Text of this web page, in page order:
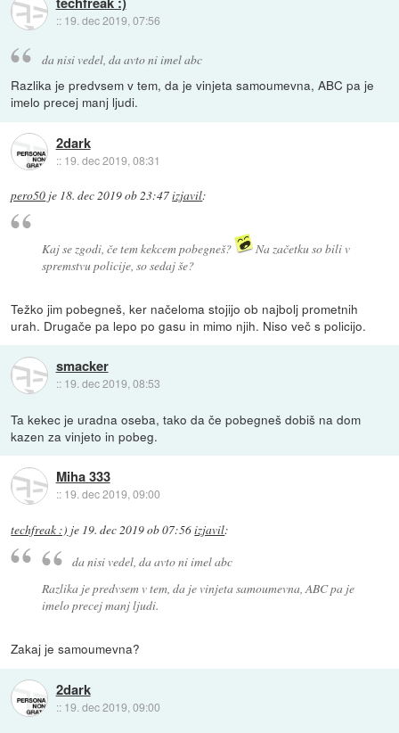
:: 19. dec 2019, 07:56
da nisi vedel, da avto ni imel abc
Razlika je predvsem v tem, da je vinjeta samoumevna, ABC pa je
imelo precej manj ljudi.
2dark
:: 19. dec 2019, 08:31
pero50 je 18. dec 2019 ob 23:47izjavil:
Kaj se zgodi, če tem kekcem pobegneš?
Na začetku so bili v
spremstvu policije, so sedaj še?
Težko jim pobegneš, ker načeloma stojijo ob najbolj prometnih
urah. Drugače pa lepo po gasu in mimo njih. Niso več s policijo.
smacker
:: 19. dec 2019, 08:53
Ta kekec je uradna oseba, tako da če pobegneš dobiš na dom
kazen za vinjeto in pobeg.
Miha 333
:: 19. dec 2019, 09:00
techfreak :) je 19. dec 2019 ob 07:56izjavil:
da nisi vedel, da avto ni imel abc
Razlika je predvsem v tem, da je vinjeta samoumevna, ABC pa je
imelo precej manj ljudi.
Zakaj je samoumevna?
2dark
:: 19. dec 2019, 09:00